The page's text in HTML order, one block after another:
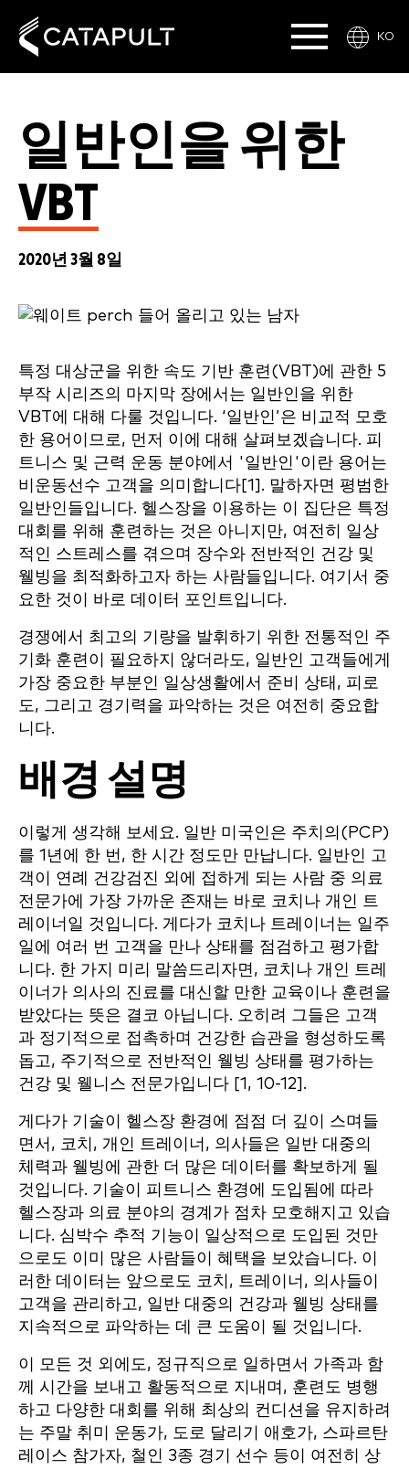
KO
일반인을 위한
VBT
2020년 3월 8일
특정 대상군을 위한 속도 기반 훈련(VBT)에 관한 5
부작 시리즈의 마지막 장에서는 일반인을 위한
VBT에 대해 다룰 것입니다. ‘일반인’은 비교적 모호
한 용어이므로, 먼저 이에 대해 살펴보겠습니다. 피
트니스 및 근력 운동 분야에서 '일반인'이란 용어는
비운동선수 고객을 의미합니다[1]. 말하자면 평범한
일반인들입니다. 헬스장을 이용하는 이 집단은 특정
대회를 위해 훈련하는 것은 아니지만, 여전히 일상
적인 스트레스를 겪으며 장수와 전반적인 건강 및
웰빙을 최적화하고자 하는 사람들입니다. 여기서 중
요한 것이 바로 데이터 포인트입니다.
경쟁에서 최고의 기량을 발휘하기 위한 전통적인 주
기화 훈련이 필요하지 않더라도, 일반인 고객들에게
가장 중요한 부분인 일상생활에서 준비 상태, 피로
도, 그리고 경기력을 파악하는 것은 여전히 중요합
니다.
배경 설명
이렇게 생각해 보세요. 일반 미국인은 주치의(PCP)
를 1년에 한 번, 한 시간 정도만 만납니다. 일반인 고
객이 연례 건강검진 외에 접하게 되는 사람 중 의료
전문가에 가장 가까운 존재는 바로 코치나 개인 트
레이너일 것입니다. 게다가 코치나 트레이너는 일주
일에 여러 번 고객을 만나 상태를 점검하고 평가합
니다. 한 가지 미리 말씀드리자면, 코치나 개인 트레
이너가 의사의 진료를 대신할 만한 교육이나 훈련을
받았다는 뜻은 결코 아닙니다. 오히려 그들은 고객
과 정기적으로 접촉하며 건강한 습관을 형성하도록
돕고, 주기적으로 전반적인 웰빙 상태를 평가하는
건강 및 웰니스 전문가입니다 [1, 10-12].
게다가 기술이 헬스장 환경에 점점 더 깊이 스며들
면서, 코치, 개인 트레이너, 의사들은 일반 대중의
체력과 웰빙에 관한 더 많은 데이터를 확보하게 될
것입니다. 기술이 피트니스 환경에 도입됨에 따라
헬스장과 의료 분야의 경계가 점차 모호해지고 있습
니다. 심박수 추적 기능이 일상적으로 도입된 것만
으로도 이미 많은 사람들이 혜택을 보았습니다. 이
러한 데이터는 앞으로도 코치, 트레이너, 의사들이
고객을 관리하고, 일반 대중의 건강과 웰빙 상태를
지속적으로 파악하는 데 큰 도움이 될 것입니다.
이 모든 것 외에도, 정규직으로 일하면서 가족과 함
께 시간을 보내고 활동적으로 지내며, 훈련도 병행
하고 다양한 대회를 위해 최상의 컨디션을 유지하려
는 주말 취미 운동가, 도로 달리기 애호가, 스파르탄
레이스 참가자, 철인 3종 경기 선수 등이 여전히 상